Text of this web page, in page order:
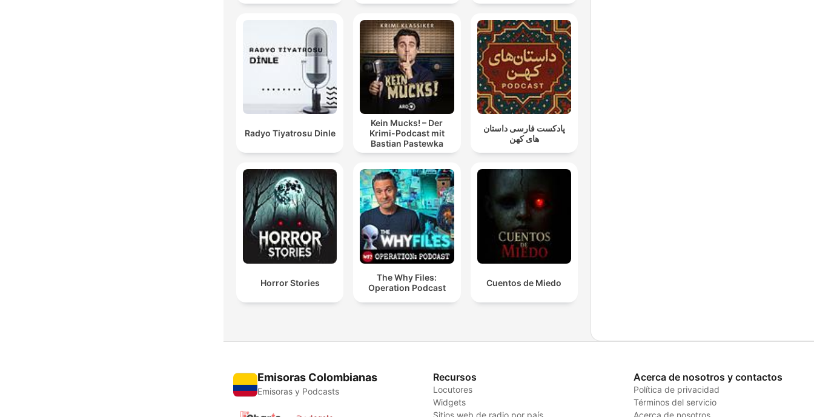
Radyo Tiyatrosu Dinle
Kein Mucks! – Der
Krimi-Podcast mit
Bastian Pastewka
پادکست فارسی داستان
های کهن
Horror Stories
The Why Files:
Operation Podcast
Cuentos de Miedo
Emisoras Colombianas
Emisoras y Podcasts
Recursos
Locutores
Widgets
Sitios web de radio por país
Acerca de nosotros y contactos
Política de privacidad
Términos del servicio
Acerca de nosotros